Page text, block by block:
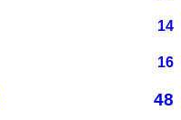
14
16
48